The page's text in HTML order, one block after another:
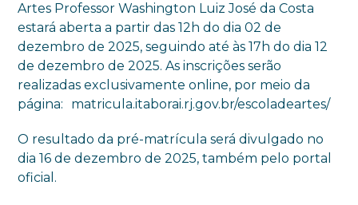
Artes Professor Washington Luiz José da Costa
estará aberta a partir das 12h do dia 02 de
dezembro de 2025, seguindo até às 17h do dia 12
de dezembro de 2025. As inscrições serão
realizadas exclusivamente online, por meio da
página: matricula.itaborai.rj.gov.br/escoladeartes/
O resultado da pré-matrícula será divulgado no
dia 16 de dezembro de 2025, também pelo portal
oficial.